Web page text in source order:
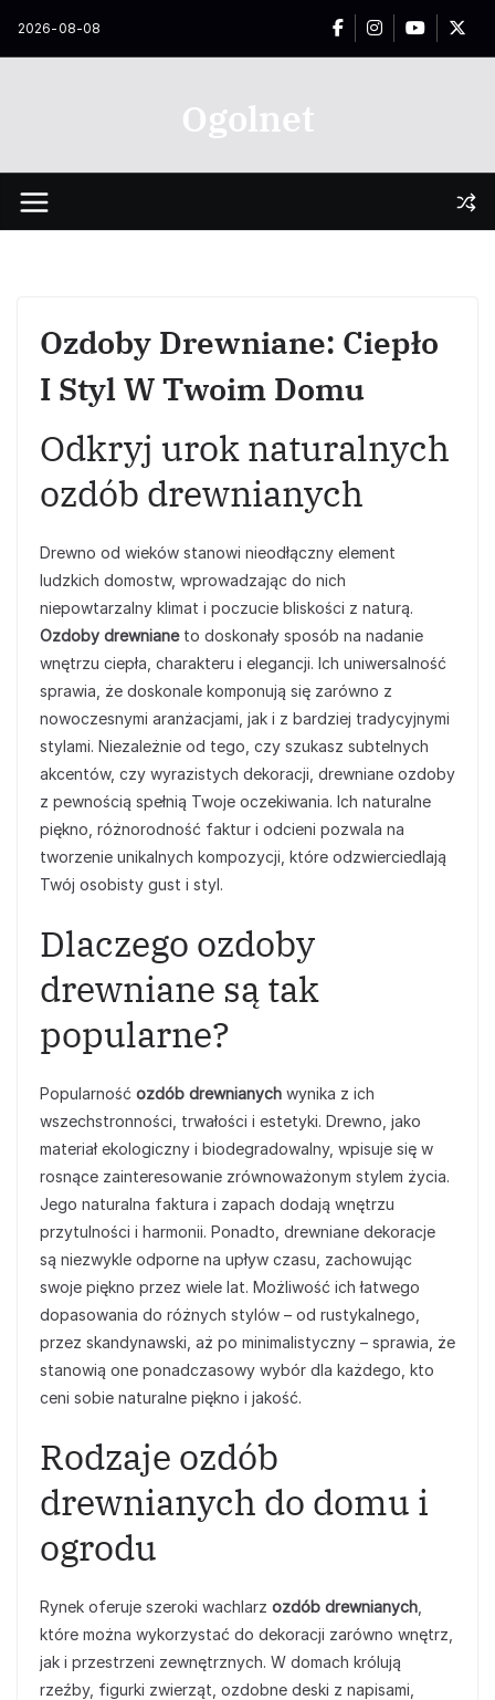
2026-08-08
Ogolnet
Ozdoby Drewniane: Ciepło
I Styl W Twoim Domu
Odkryj urok naturalnych
ozdób drewnianych
Drewno od wieków stanowi nieodłączny element
ludzkich domostw, wprowadzając do nich
niepowtarzalny klimat i poczucie bliskości z naturą.
Ozdoby drewnianeto doskonały sposób na nadanie
wnętrzu ciepła, charakteru i elegancji. Ich uniwersalność
sprawia, że doskonale komponują się zarówno z
nowoczesnymi aranżacjami, jak i z bardziej tradycyjnymi
stylami. Niezależnie od tego, czy szukasz subtelnych
akcentów, czy wyrazistych dekoracji, drewniane ozdoby
z pewnością spełnią Twoje oczekiwania. Ich naturalne
piękno, różnorodność faktur i odcieni pozwala na
tworzenie unikalnych kompozycji, które odzwierciedlają
Twój osobisty gust i styl.
Dlaczego ozdoby
drewniane są tak
popularne?
Popularność ozdób drewnianych wynika z ich
wszechstronności, trwałości i estetyki. Drewno, jako
materiał ekologiczny i biodegradowalny, wpisuje się w
rosnące zainteresowanie zrównoważonym stylem życia.
Jego naturalna faktura i zapach dodają wnętrzu
przytulności i harmonii. Ponadto, drewniane dekoracje
są niezwykle odporne na upływ czasu, zachowując
swoje piękno przez wiele lat. Możliwość ich łatwego
dopasowania do różnych stylów – od rustykalnego,
przez skandynawski, aż po minimalistyczny – sprawia, że
stanowią one ponadczasowy wybór dla każdego, kto
ceni sobie naturalne piękno i jakość.
Rodzaje ozdób
drewnianych do domu i
ogrodu
Rynek oferuje szeroki wachlarz ozdób drewnianych
które można wykorzystać do dekoracji zarówno wnętrz,
jak i przestrzeni zewnętrznych. W domach królują
rzeźby, figurki zwierząt, ozdobne deski z napisami,